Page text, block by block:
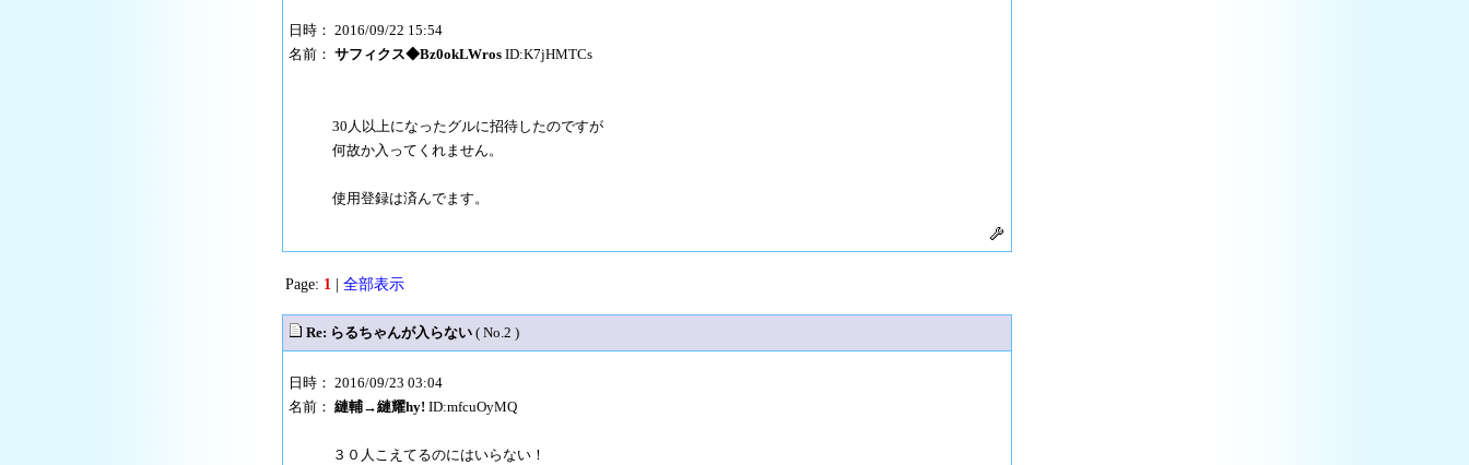
日時： 2016/09/22 15:54
名前： サフィクス◆Bz0okLWros ID:K7jHMTCs
30人以上になったグルに招待したのですが
何故か入ってくれません。
使用登録は済んでます。
Page: 1 | 全部表示
Re: らるちゃんが入らない ( No.2 )
日時： 2016/09/23 03:04
名前： 縺輔→縺耀hy! ID:mfcuOyMQ
３０人こえてるのにはいらない！